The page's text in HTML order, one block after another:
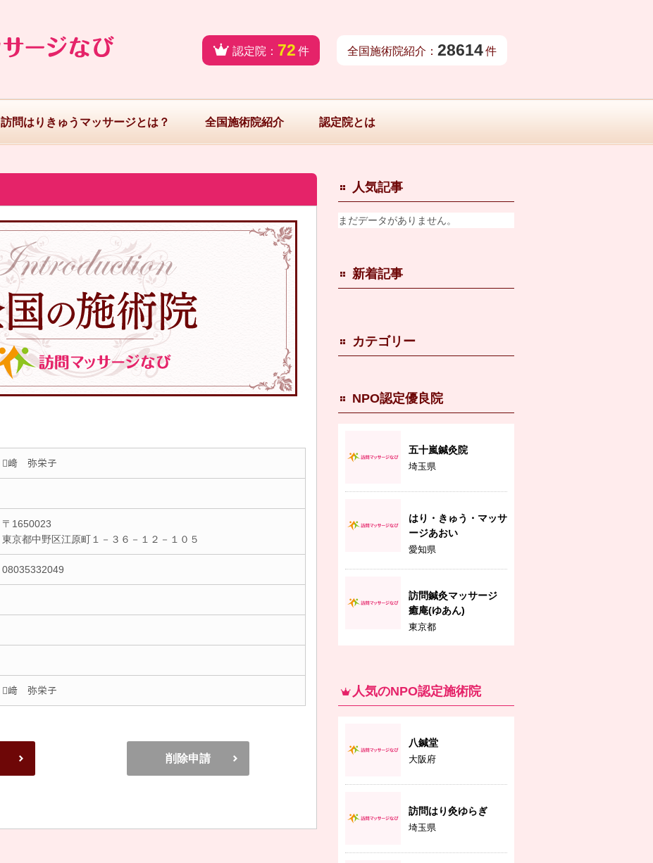
認定院： 72 件 全国施術院紹介： 28614件
訪問はりきゅうマッサージとは？ 全国施術院紹介 認定院とは
﨑 弥栄子
〒1650023
東京都中野区江原町１－３６－１２－１０５
08035332049
﨑 弥栄子
削除申請
人気記事
まだデータがありません。
新着記事
カテゴリー
NPO認定優良院
五十嵐鍼灸院
埼玉県
はり・きゅう・マッサ
ージあおい
愛知県
訪問鍼灸マッサージ
癒庵(ゆあん)
東京都
人気のNPO認定施術院
八鍼堂
大阪府
訪問はり灸ゆらぎ
埼玉県